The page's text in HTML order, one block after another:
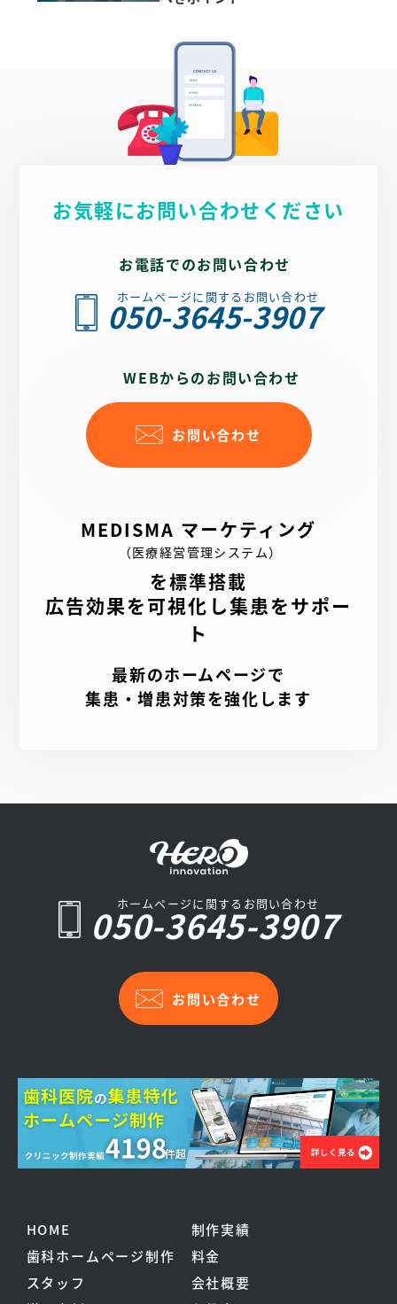
お気軽にお問い合わせください
お電話でのお問い合わせ
ホームページに関するお問い合わせ
050-3645-3907
WEBからのお問い合わせ
お問い合わせ
MEDISMA マーケティング
（医療経営管理システム）
を標準搭載
広告効果を可視化し集患をサポー
ト
最新のホームページで
集患・増患対策を強化します
ホームページに関するお問い合わせ
050-3645-3907
お問い合わせ
HOME
制作実績
歯科ホームページ制作
料金
スタッフ
会社概要